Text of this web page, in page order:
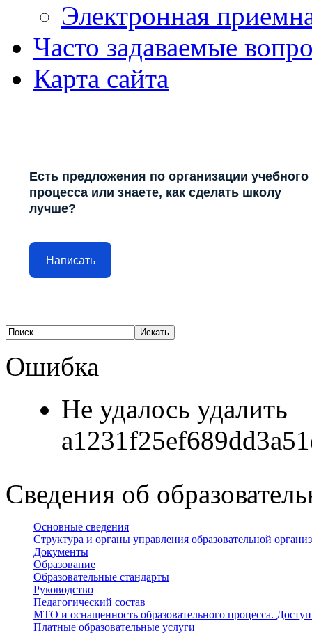
Электронная
Часто задаваемые
Карта сайта
Есть предложения по организации учебного
процесса или знаете, как сделать школу
лучше?
Написать
Ошибка
Не удалось удалить
Сведения об
Основные сведения
Структура и органы управления образовательной
Документы
Образование
Образовательные стандарты
Руководство
Педагогический состав
МТО и оснащенность образовательного процесса.
Платные образовательные услуги